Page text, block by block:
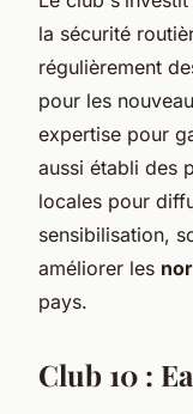
la sécurité
régulièrement
pour les
expertise pour
aussi établi des
locales pour
sensibilisation,
améliorer les
pays.
Club 10 :